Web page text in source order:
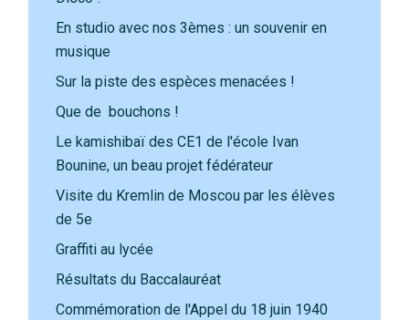
En studio avec nos 3èmes : un souvenir en
musique
Sur la piste des espèces menacées !
Que de bouchons !
Le kamishibaï des CE1 de l'école Ivan
Bounine, un beau projet fédérateur
Visite du Kremlin de Moscou par les élèves
de 5e
Graffiti au lycée
Résultats du Baccalauréat
Commémoration de l'Appel du 18 juin 1940